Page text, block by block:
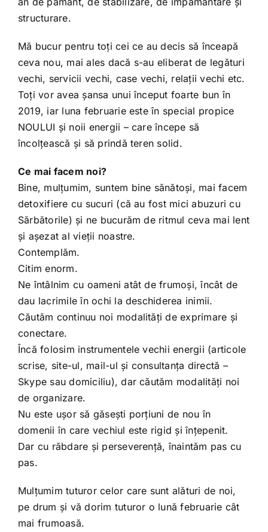
structurare.
Mă bucur pentru toți cei ce au decis să înceapă
ceva nou, mai ales dacă s-au eliberat de legături
vechi, servicii vechi, case vechi, relații vechi etc.
Toți vor avea șansa unui început foarte bun în
2019, iar luna februarie este în special propice
NOULUI și noii energii – care începe să
încolțească și să prindă teren solid.
Ce mai facem noi?
Bine, mulțumim, suntem bine sănătoși, mai facem
detoxifiere cu sucuri (că au fost mici abuzuri cu
Sărbătorile) și ne bucurăm de ritmul ceva mai lent
și așezat al vieții noastre.
Contemplăm.
Citim enorm.
Ne întâlnim cu oameni atât de frumoși, încât de
dau lacrimile în ochi la deschiderea inimii.
Căutăm continuu noi modalități de exprimare și
conectare.
Încă folosim instrumentele vechii energii (articole
scrise, site-ul, mail-ul și consultanța directă –
Skype sau domiciliu), dar căutăm modalități noi
de organizare.
Nu este ușor să găsești porțiuni de nou în
domenii în care vechiul este rigid și înțepenit.
Dar cu răbdare și perseverență, înaintăm pas cu
pas.
Mulțumim tuturor celor care sunt alături de noi,
pe drum și vă dorim tuturor o lună februarie cât
mai frumoasă.